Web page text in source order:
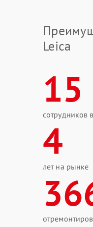
Leica
15
сотрудников
4
лет на рынке